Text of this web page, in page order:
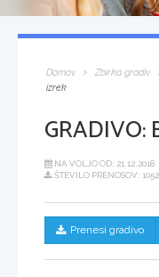
Domov Zbirka gradiv
izrek
GRADIVO:
NA VOLJO OD: 21.12.2018
ŠTEVILO PRENOSOV: 1052
Prenesi gradivo